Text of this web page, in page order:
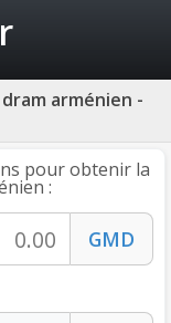
arménien -
pour obtenir la
: